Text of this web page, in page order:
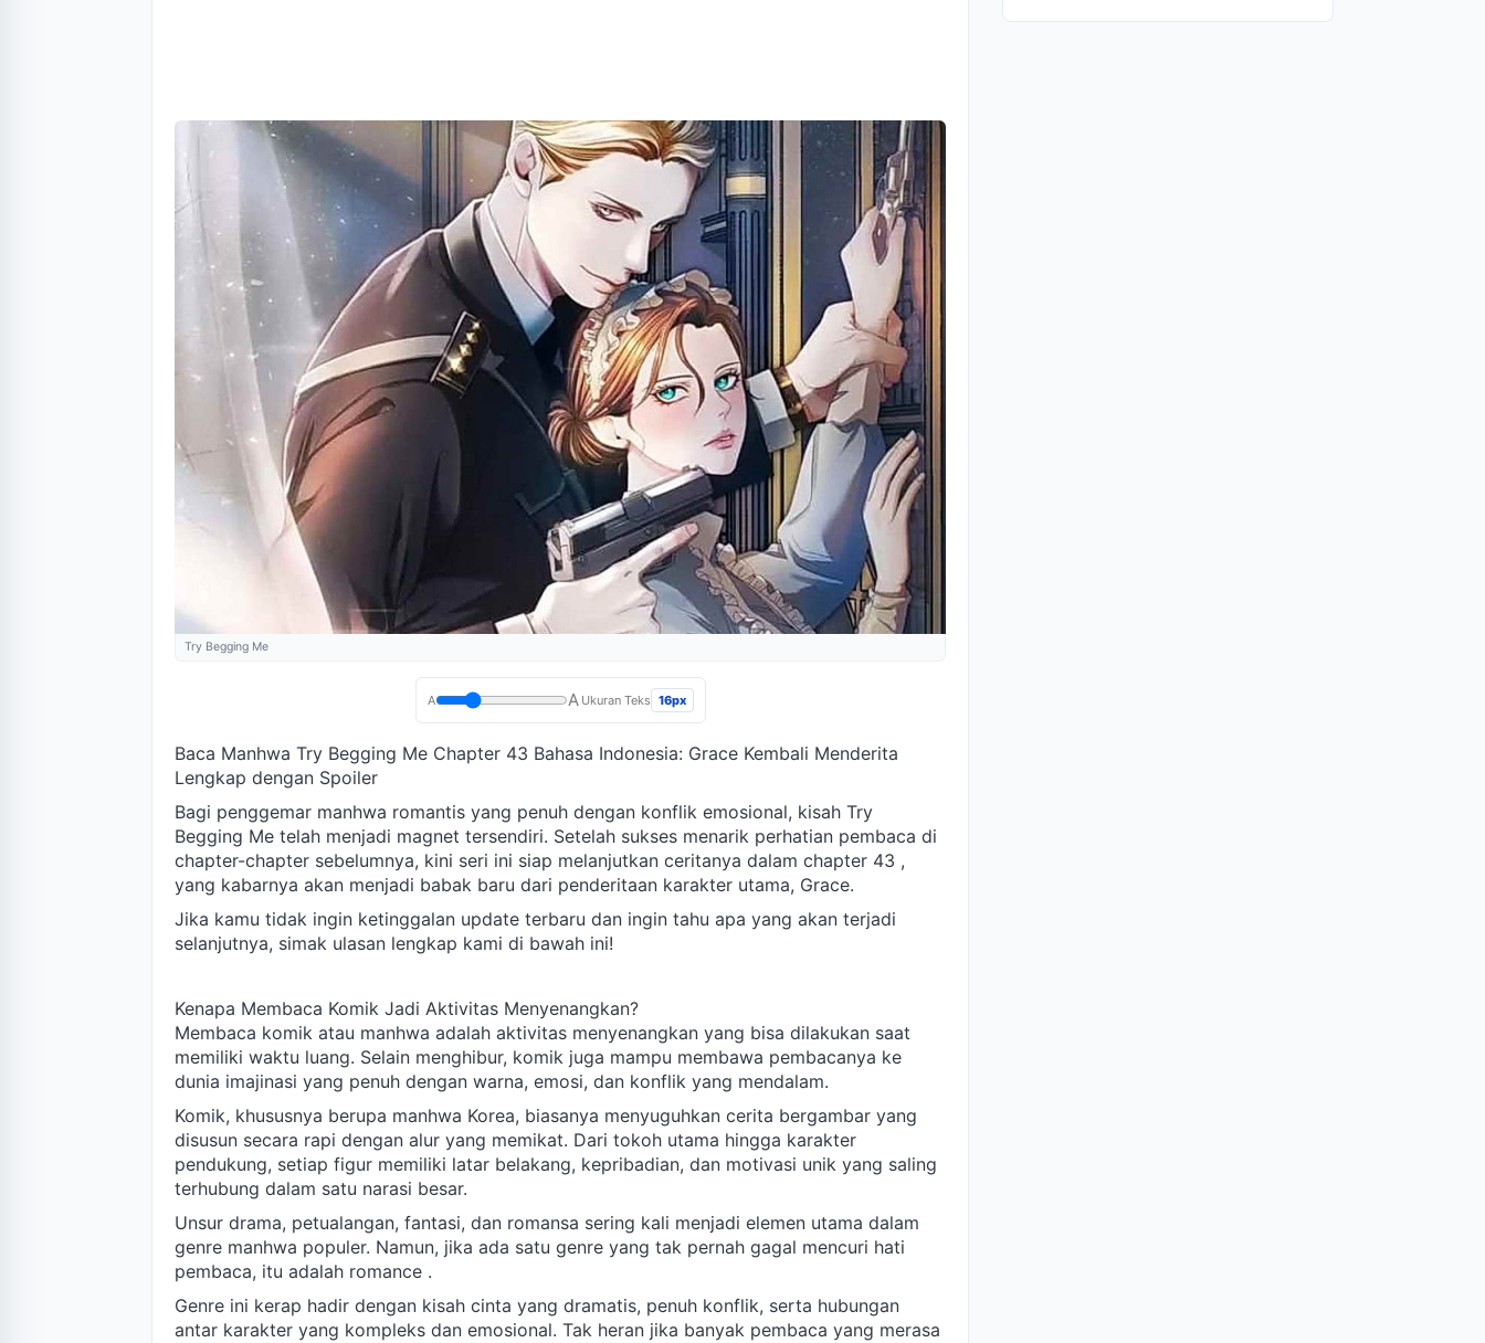
Try Begging Me
A A Ukuran Teks 16px
Baca Manhwa Try Begging Me Chapter 43 Bahasa Indonesia: Grace Kembali Menderita
Lengkap dengan Spoiler
Bagi penggemar manhwa romantis yang penuh dengan konflik emosional, kisah Try
Begging Me telah menjadi magnet tersendiri. Setelah sukses menarik perhatian pembaca di
chapter-chapter sebelumnya, kini seri ini siap melanjutkan ceritanya dalam chapter 43 ,
yang kabarnya akan menjadi babak baru dari penderitaan karakter utama, Grace.
Jika kamu tidak ingin ketinggalan update terbaru dan ingin tahu apa yang akan terjadi
selanjutnya, simak ulasan lengkap kami di bawah ini!
Kenapa Membaca Komik Jadi Aktivitas Menyenangkan?
Membaca komik atau manhwa adalah aktivitas menyenangkan yang bisa dilakukan saat
memiliki waktu luang. Selain menghibur, komik juga mampu membawa pembacanya ke
dunia imajinasi yang penuh dengan warna, emosi, dan konflik yang mendalam.
Komik, khususnya berupa manhwa Korea, biasanya menyuguhkan cerita bergambar yang
disusun secara rapi dengan alur yang memikat. Dari tokoh utama hingga karakter
pendukung, setiap figur memiliki latar belakang, kepribadian, dan motivasi unik yang saling
terhubung dalam satu narasi besar.
Unsur drama, petualangan, fantasi, dan romansa sering kali menjadi elemen utama dalam
genre manhwa populer. Namun, jika ada satu genre yang tak pernah gagal mencuri hati
pembaca, itu adalah romance .
Genre ini kerap hadir dengan kisah cinta yang dramatis, penuh konflik, serta hubungan
antar karakter yang kompleks dan emosional. Tak heran jika banyak pembaca yang merasa